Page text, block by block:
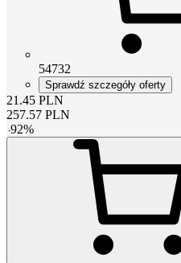
54732
Sprawdź szczegóły oferty
21.45 PLN
257.57 PLN
-92%